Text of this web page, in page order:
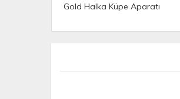
Gold Halka Küpe Aparatı